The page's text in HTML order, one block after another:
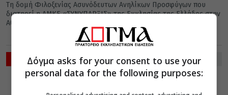
Τη δομή Φιλοξενίας Ασυνόδευτων Ανηλίκων Προσφύγων που
διατηρεί η ΑΜΚΕ «ΣΥΝΥΠΑΡΞΙΣ» της Εκκλησίας της Ελλάδος στην
Αθήνα τίμησε σήμερα...
ΡΟΗ ΕΙΔΗΣΕΩΝ
VIDEOS
Δόγμα asks for your consent to use your
personal data for the following purposes: